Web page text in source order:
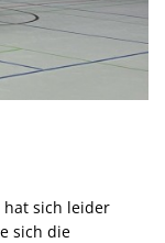
hat sich leider
sich die